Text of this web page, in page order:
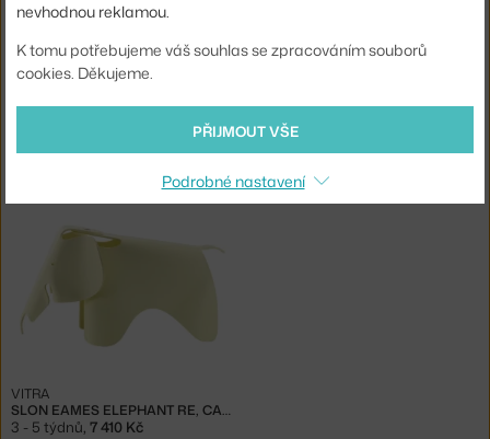
TAPISÉRIE HARVEST WALL RUG, NATURAL SLON EAMES ELEPHANT S RE, CANARY
VITRA
SLON EAMES ELEPHANT RE, CANARY
VITRA
3 - 5 týdnů, 7 410 Kč
nevhodnou reklamou.
K tomu potřebujeme váš souhlas se zpracováním souborů
cookies. Děkujeme.
PŘIJMOUT VŠE
Podrobné nastavení